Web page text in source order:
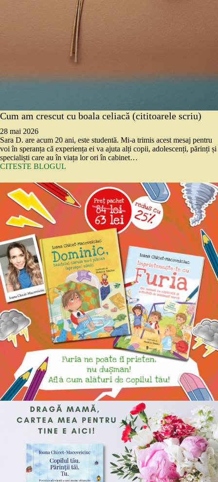
Cum am crescut cu boala celiacă (cititoarele scriu)
28 mai 2026
Sara D. are acum 20 ani, este studentă. Mi-a trimis acest mesaj pentru
voi în speranța că experiența ei va ajuta alți copii, adolescenți, părinți și
specialiști care au în viața lor ori în cabinet…
CITESTE BLOGUL